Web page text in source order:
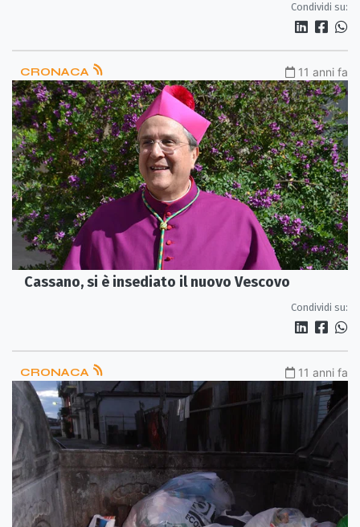
Condividi su:
CRONACA 11 anni fa
Cassano, si è insediato il nuovo Vescovo
Condividi su:
CRONACA 11 anni fa